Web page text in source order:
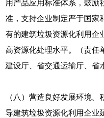
用产品应用标准体系，鼓励
准，支持企业制定严于国家
有的建筑垃圾资源化利用企
高资源化处理水平。（责任
建设厅、省交通运输厅、省
（八）营造良好发展环境。
导建筑垃圾资源化利用企业